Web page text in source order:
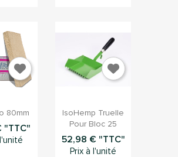
rapide
80mm
"TTC"
Aperçu rapide
IsoHemp Truelle
Pour Bloc 25
52,98 € "TTC"
Prix à l'unité